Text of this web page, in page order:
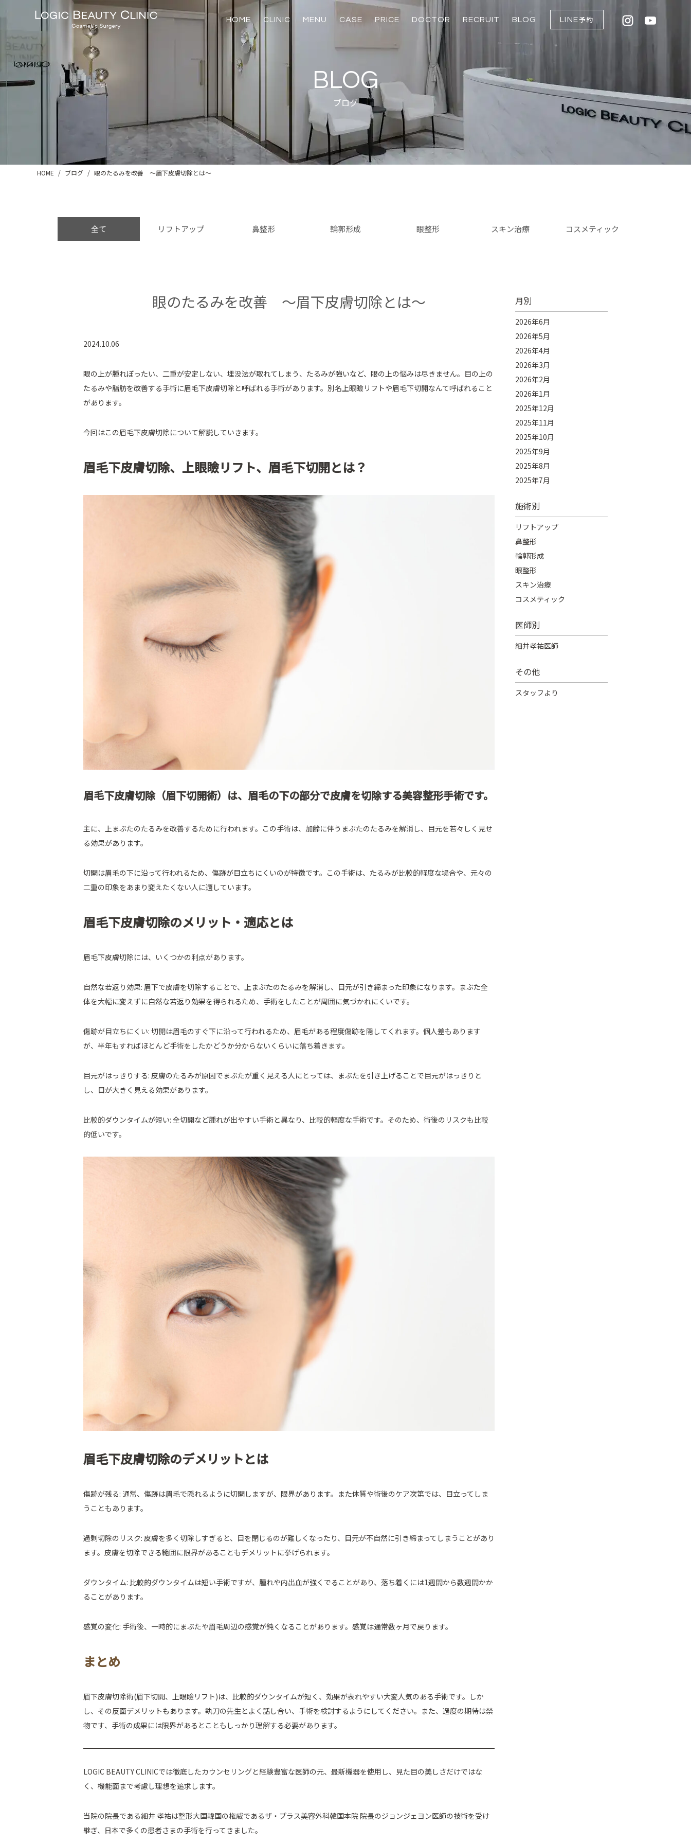
HOME CLINIC MENU
たるみ治療
脂肪吸引、脂肪注入
輪郭骨切り
美肌治療
たるみ治療
注入治療
スキンプログラム
美容内服、注射・点滴
化粧品
CASE PRICE DOCTOR RECRUIT BLOG LINE予約
BLOG
ブログ
HOME ブログ 眼のたるみを改善 ～眉下皮膚切除とは～
全て リフトアップ 鼻整形 輪郭形成 眼整形 スキン治療 コスメティック
眼のたるみを改善 ～眉下皮膚切除とは～
2024.10.06
眼の上が腫れぼったい、二重が安定しない、埋没法が取れてしまう、たるみが強いなど、眼の上の悩みは尽きません。目の上の
たるみや脂肪を改善する手術に眉毛下皮膚切除と呼ばれる手術があります。別名上眼瞼リフトや眉毛下切開なんて呼ばれること
があります。
今回はこの眉毛下皮膚切除について解説していきます。
眉毛下皮膚切除、上眼瞼リフト、眉毛下切開とは？
眉毛下皮膚切除（眉下切開術）は、眉毛の下の部分で皮膚を切除する美容整形手術です。
主に、上まぶたのたるみを改善するために行われます。この手術は、加齢に伴うまぶたのたるみを解消し、目元を若々しく見せ
る効果があります。
切開は眉毛の下に沿って行われるため、傷跡が目立ちにくいのが特徴です。この手術は、たるみが比較的軽度な場合や、元々の
二重の印象をあまり変えたくない人に適しています。
眉毛下皮膚切除のメリット・適応とは
眉毛下皮膚切除には、いくつかの利点があります。
自然な若返り効果: 眉下で皮膚を切除することで、上まぶたのたるみを解消し、目元が引き締まった印象になります。まぶた全
体を大幅に変えずに自然な若返り効果を得られるため、手術をしたことが周囲に気づかれにくいです。
傷跡が目立ちにくい: 切開は眉毛のすぐ下に沿って行われるため、眉毛がある程度傷跡を隠してくれます。個人差もあります
が、半年もすればほとんど手術をしたかどうか分からないくらいに落ち着きます。
目元がはっきりする: 皮膚のたるみが原因でまぶたが重く見える人にとっては、まぶたを引き上げることで目元がはっきりと
し、目が大きく見える効果があります。
比較的ダウンタイムが短い: 全切開など腫れが出やすい手術と異なり、比較的軽度な手術です。そのため、術後のリスクも比較
的低いです。
眉毛下皮膚切除のデメリットとは
傷跡が残る: 通常、傷跡は眉毛で隠れるように切開しますが、限界があります。また体質や術後のケア次第では、目立ってしま
うこともあります。
過剰切除のリスク: 皮膚を多く切除しすぎると、目を閉じるのが難しくなったり、目元が不自然に引き締まってしまうことがあり
ます。皮膚を切除できる範囲に限界があることもデメリットに挙げられます。
ダウンタイム: 比較的ダウンタイムは短い手術ですが、腫れや内出血が強くでることがあり、落ち着くには1週間から数週間かか
ることがあります。
感覚の変化: 手術後、一時的にまぶたや眉毛周辺の感覚が鈍くなることがあります。感覚は通常数ヶ月で戻ります。
まとめ
眉下皮膚切除術(眉下切開、上眼瞼リフト)は、比較的ダウンタイムが短く、効果が表れやすい大変人気のある手術です。しか
し、その反面デメリットもあります。執刀の先生とよく話し合い、手術を検討するようにしてください。また、過度の期待は禁
物です、手術の成果には限界があるとこともしっかり理解する必要があります。
LOGIC BEAUTY CLINICでは徹底したカウンセリングと経験豊富な医師の元、最新機器を使用し、見た目の美しさだけではな
く、機能面まで考慮し理想を追求します。
当院の院長である細井 孝祐は整形大国韓国の権威であるザ・プラス美容外科韓国本院 院長のジョンジェヨン医師の技術を受け
継ぎ、日本で多くの患者さまの手術を行ってきました。
月別
2026年6月
2026年5月
2026年4月
2026年3月
2026年2月
2026年1月
2025年12月
2025年11月
2025年10月
2025年9月
2025年8月
2025年7月
施術別
リフトアップ
鼻整形
輪郭形成
眼整形
スキン治療
コスメティック
医師別
細井孝祐医師
その他
スタッフより